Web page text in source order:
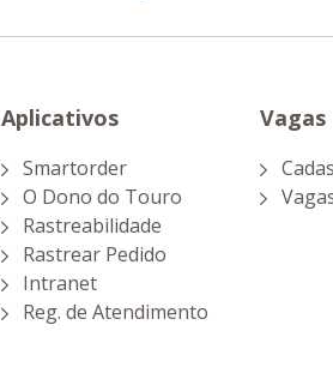
Aplicativos
Smartorder
O Dono do Touro
Rastreabilidade
Rastrear Pedido
Intranet
Reg. de Atendimento
Vagas